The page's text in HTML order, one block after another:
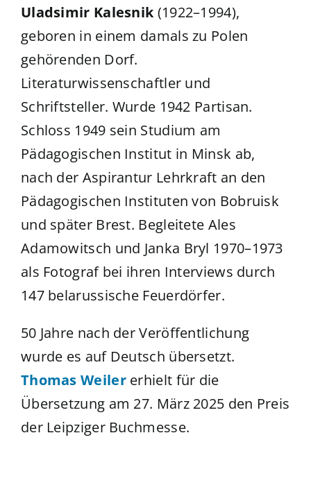
Uladsimir Kalesnik(1922–1994),
geboren in einem damals zu Polen
gehörenden Dorf.
Literaturwissenschaftler und
Schriftsteller. Wurde 1942 Partisan.
Schloss 1949 sein Studium am
Pädagogischen Institut in Minsk ab,
nach der Aspirantur Lehrkraft an den
Pädagogischen Instituten von Bobruisk
und später Brest. Begleitete Ales
Adamowitsch und Janka Bryl 1970–1973
als Fotograf bei ihren Interviews durch
147 belarussische Feuerdörfer.
50 Jahre nach der Veröffentlichung
wurde es auf Deutsch übersetzt.
Thomas Weilererhielt für die
Übersetzung am 27. März 2025 den Preis
der Leipziger Buchmesse.